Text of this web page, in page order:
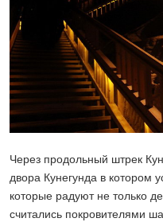
Через продольный штрек
двора Кунегунда в котором
которые радуют не только
считались покровителями